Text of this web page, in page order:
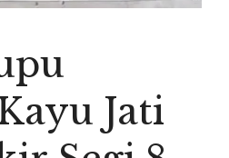
Jati